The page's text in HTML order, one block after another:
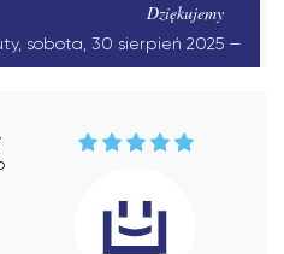
Dziękujemy
sobota, 30 sierpień 2025